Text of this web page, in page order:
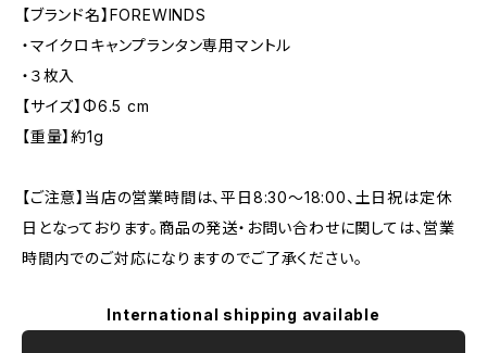
【ブランド名】FOREWINDS
・マイクロキャンプランタン専用マントル
・３枚入
【サイズ】Φ6.5 cm
【重量】約1g
【ご注意】当店の営業時間は、平日8:30～18:00、土日祝は定休
日となっております。商品の発送・お問い合わせに関しては、営業
時間内でのご対応になりますのでご了承ください。
International shipping available